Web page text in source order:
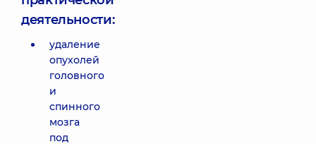
деятельности:
удаление
опухолей
головного
и
спинного
мозга
под